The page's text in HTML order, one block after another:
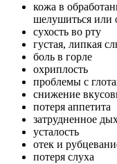
кожа в
шелушиться или
сухость во рту
густая, липкая
боль в горле
охриплость
проблемы с
снижение
потеря аппетита
затрудненное
усталость
отек и
потеря слуха